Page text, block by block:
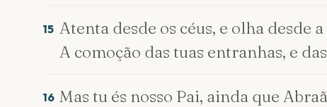
15 Atenta desde os céus, e olha desde
A comoção das tuas entranhas, e
16 Mas tu és nosso Pai, ainda que